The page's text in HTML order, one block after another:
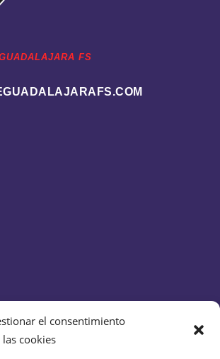
el consentimiento
las cookies
FS